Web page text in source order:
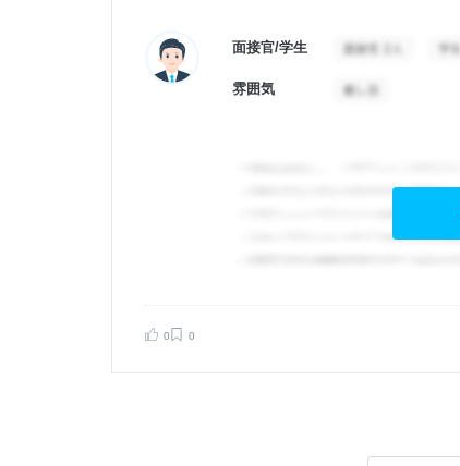
面接官/学生
雰囲気
0 0